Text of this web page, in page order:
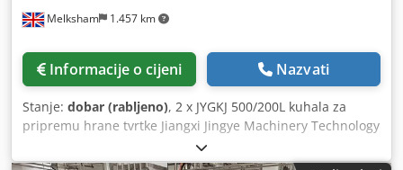
Jednostavno i robusno rukovanje - Pogodan za kuhanje,
Idealan za konzerve, staklenke i druge prikladne ambalaže
- Pouzdana tehnika za svakodnevnu profesionalnu
omogućuje dokazano pouzdano i pregledno rukovanje.
Temperatura i vrijeme kuhanja precizno se reguliraju.
Stoga je KORIMAT KA 240 posebno zanimljiv za pogone koji
Melksham 1.457 km
Informacije o cijeni Nazvati
Stanje: dobar (rabljeno), 2 x JYGKJ 500/200L kuhala za
pripremu hrane tvrtke Jiangxi Jingye Machinery Technology
(Serijski broj: JY201904058) (Serijski broj: JY201904059)
Dcedpfszr H Rwox Aivek Sustav s generatorom pare